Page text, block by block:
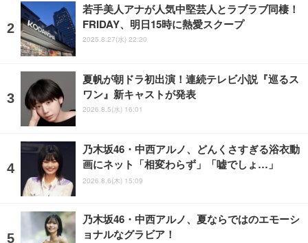
若手美人アナが人気中堅芸人とラブラブ同棲！
FRIDAY、明日15時に熱愛スクープ
2025.8.27(水) 22:20
夏帆が朝ドラ初出演！連続テレビ小説『巡るス
ワン』新キャストが発表
2026.8.5(水) 16:01
乃木坂46・中西アルノ、どんくさすぎる浴衣動
画にネット「相変わらず」「嘘でしょ…」
2026.8.6(木) 15:09
乃木坂46・中西アルノ、夏ならではのエモーシ
ョナルなグラビア！